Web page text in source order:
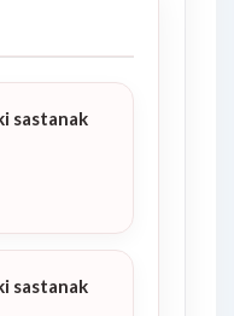
sastanak
sastanak